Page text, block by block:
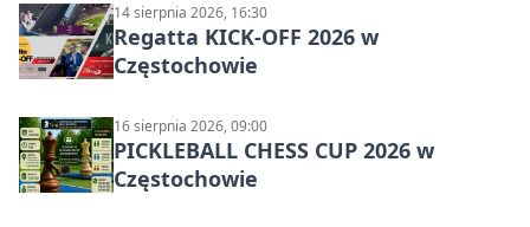
14 sierpnia 2026, 16:30
Regatta KICK-OFF 2026 w
Częstochowie
16 sierpnia 2026, 09:00
PICKLEBALL CHESS CUP 2026 w
Częstochowie